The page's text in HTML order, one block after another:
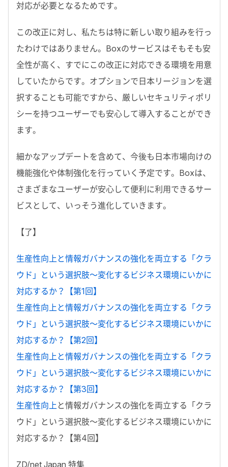
対応が必要となるためです。
この改正に対し、私たちは特に新しい取り組みを行っ
たわけではありません。Boxのサービスはそもそも安
全性が高く、すでにこの改正に対応できる環境を用意
していたからです。オプションで日本リージョンを選
択することも可能ですから、厳しいセキュリティポリ
シーを持つユーザーでも安心して導入することができ
ます。
細かなアップデートを含めて、今後も日本市場向けの
機能強化や体制強化を行っていく予定です。Boxは、
さまざまなユーザーが安心して便利に利用できるサー
ビスとして、いっそう進化していきます。
【了】
生産性向上と情報ガバナンスの強化を両立する「クラ
ウド」という選択肢～変化するビジネス環境にいかに
対応するか？【第1回】
生産性向上と情報ガバナンスの強化を両立する「クラ
ウド」という選択肢～変化するビジネス環境にいかに
対応するか？【第2回】
生産性向上と情報ガバナンスの強化を両立する「クラ
ウド」という選択肢～変化するビジネス環境にいかに
対応するか？【第3回】
生産性向上 と情報ガバナンスの強化を両立する「クラ
ウド」という選択肢～変化するビジネス環境にいかに
対応するか？【第4回】
ZD/net Japan 特集